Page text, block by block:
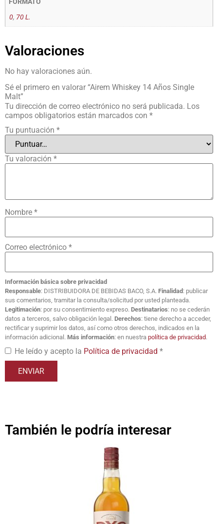
0, 70 L.
Valoraciones
No hay valoraciones aún.
Sé el primero en valorar “Airem Whiskey 14 Años Single
Malt”
Tu dirección de correo electrónico no será publicada. Los
campos obligatorios están marcados con *
Tu puntuación *
Tu valoración *
Nombre *
Correo electrónico *
Información básica sobre privacidad
Responsable: DISTRIBUIDORA DE BEBIDAS BACO, S.A. Finalidad : publicar
sus comentarios, tramitar la consulta/solicitud por usted planteada.
Legitimación: por su consentimiento expreso. Destinatarios: no se cederán
datos a terceros, salvo obligación legal. Derechos: tiene derecho a acceder,
rectificar y suprimir los datos, así como otros derechos, indicados en la
información adicional. Más información: en nuestra política de privacidad.
He leído y acepto la Política de privacidad *
También le podría interesar